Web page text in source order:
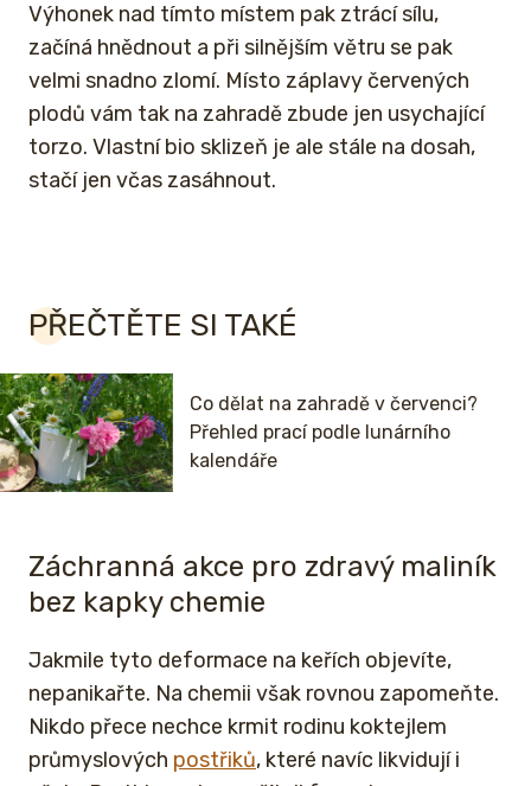
Výhonek nad tímto místem pak ztrácí sílu,
začíná hnědnout a při silnějším větru se pak
velmi snadno zlomí. Místo záplavy červených
plodů vám tak na zahradě zbude jen usychající
torzo. Vlastní bio sklizeň je ale stále na dosah,
stačí jen včas zasáhnout.
PŘEČTĚTE SI TAKÉ
Co dělat na zahradě v červenci?
Přehled prací podle lunárního
kalendáře
Záchranná akce pro zdravý maliník
bez kapky chemie
Jakmile tyto deformace na keřích objevíte,
nepanikařte. Na chemii však rovnou zapomeňte.
Nikdo přece nechce krmit rodinu koktejlem
průmyslových postřiků, které navíc likvidují i